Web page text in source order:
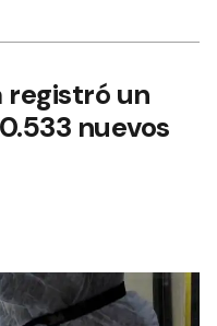
registró un
nuevos